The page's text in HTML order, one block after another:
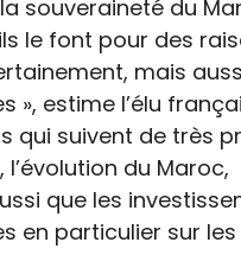
souveraineté du
le font pour des
mais
», estime l’élu
qui suivent de très
du Maroc,
que les
en particulier sur les